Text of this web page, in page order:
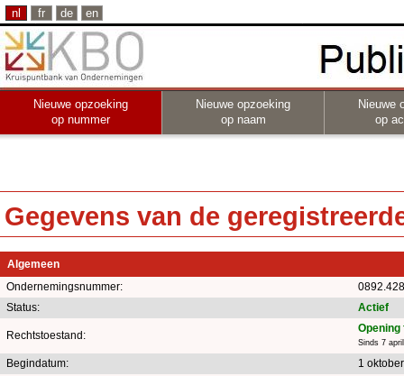
nl fr de en
Nieuwe opzoeking
op nummer
Nieuwe opzoeking
op naam
Nieuwe
op
Gegevens van de
Algemeen
Ondernemingsnummer:
Status:
Actief
Rechtstoestand:
Sinds 7
Begindatum: 1